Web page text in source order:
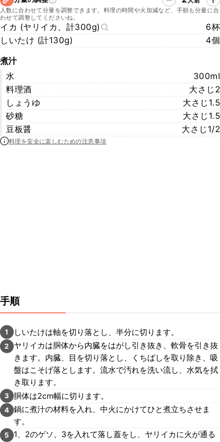
人数に合わせて分量を調整できます。料理の時間や火加減など、手順も分量に合
わせて調整してくださいね。
イカ (ヤリイカ、計300g)
6杯
しいたけ (計130g)
4個
煮汁
水
300ml
料理酒
大さじ2
しょうゆ
大さじ1.5
砂糖
大さじ1.5
豆板醤
大さじ1/2
料理を安全に楽しむための注意事項
手順
1 しいたけは軸を切り落とし、半分に切ります。
2
ヤリイカは胴体から内臓をはがし引き抜き、軟骨を引き抜
きます。内臓、目を切り落とし、くちばしを取り除き、吸
盤はこそげ落とします。流水で汚れを洗い流し、水気を拭
き取ります。
3 胴体は2cm幅に切ります。
4 鍋に煮汁の材料を入れ、中火にかけてひと煮立ちさせま
す。
5
1、2のゲソ、3を入れて落し蓋をし、ヤリイカに火が通る